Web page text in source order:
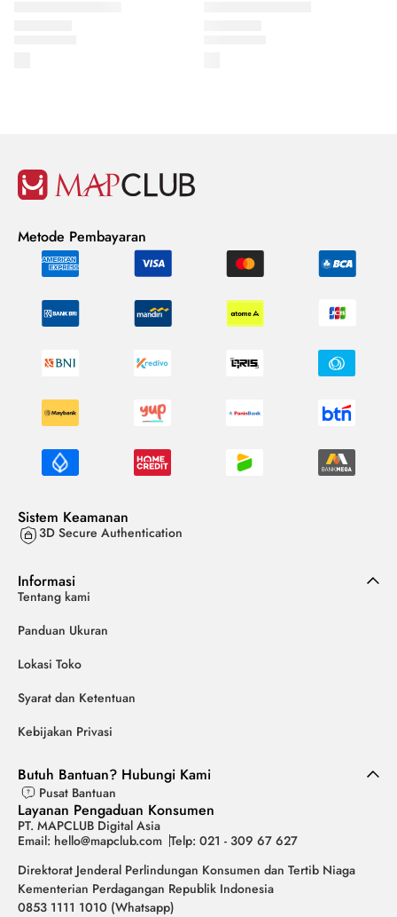
Metode Pembayaran
Sistem Keamanan
3D Secure Authentication
Informasi
Tentang kami
Panduan Ukuran
Lokasi Toko
Syarat dan Ketentuan
Kebijakan Privasi
Butuh Bantuan? Hubungi Kami
Pusat Bantuan
Layanan Pengaduan Konsumen
PT. MAPCLUB Digital Asia
Email: hello@mapclub.com Telp: 021 - 309 67 627
Direktorat Jenderal Perlindungan Konsumen dan Tertib Niaga
Kementerian Perdagangan Republik Indonesia
0853 1111 1010 (Whatsapp)